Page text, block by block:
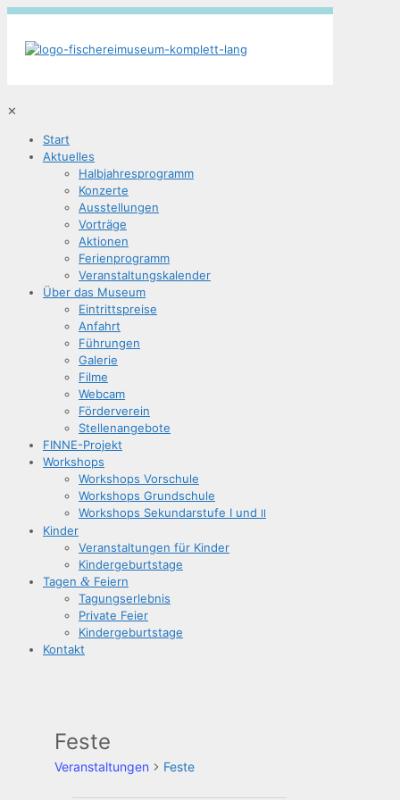
✕
Start
Aktu­el­les
Halb­jah­res­pro­gramm
Kon­zer­te
Aus­stel­lun­gen
Vor­trä­ge
Aktio­nen
Feri­en­pro­gramm
Ver­an­stal­tungs­ka­len­der
Über das Museum
Ein­tritts­prei­se
Anfahrt
Füh­run­gen
Gale­rie
Fil­me
Web­cam
För­der­ver­ein
Stel­len­an­ge­bo­te
FIN­­NE-Pro­­jekt
Work­shops
Work­shops Vorschule
Work­shops Grundschule
Work­shops Sekun­dar­stu­fe I und II
Kin­der
Ver­an­stal­tun­gen für Kinder
Kin­der­ge­burts­ta­ge
Tagen & Feiern
Tagungs­er­leb­nis
Pri­va­te Feier
Kin­der­ge­burts­ta­ge
Kon­takt
Feste
Veranstaltungen Feste